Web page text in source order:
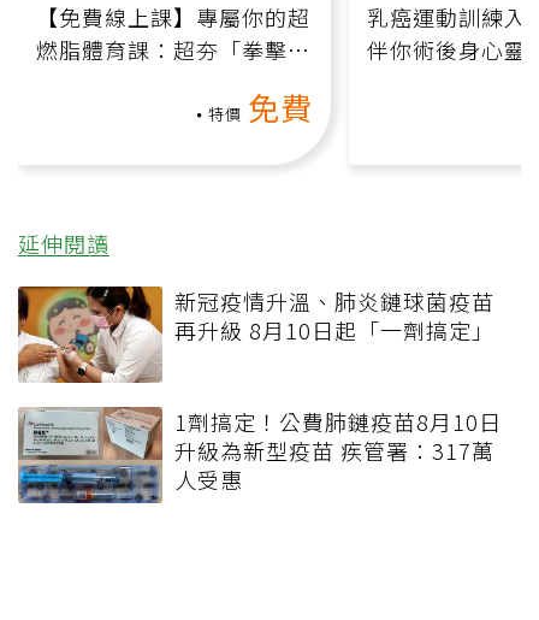
【免費線上課】專屬你的超
燃脂體育課：超夯「拳擊有
特價 免費
乳癌運動訓練入
伴你術後身心靈
延伸閱讀
新冠疫情升溫、肺炎鏈球菌疫苗
再升級 8月10日起「一劑搞定」
1劑搞定！公費肺鏈疫苗8月10日
升級為新型疫苗 疾管署：317萬
人受惠